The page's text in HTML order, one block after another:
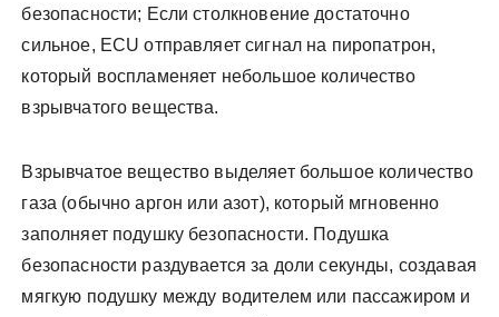
безопасности; Если столкновение достаточно
сильное, ECU отправляет сигнал на пиропатрон,
который воспламеняет небольшое количество
взрывчатого вещества.
Взрывчатое вещество выделяет большое количество
газа (обычно аргон или азот), который мгновенно
заполняет подушку безопасности. Подушка
безопасности раздувается за доли секунды, создавая
мягкую подушку между водителем или пассажиром и